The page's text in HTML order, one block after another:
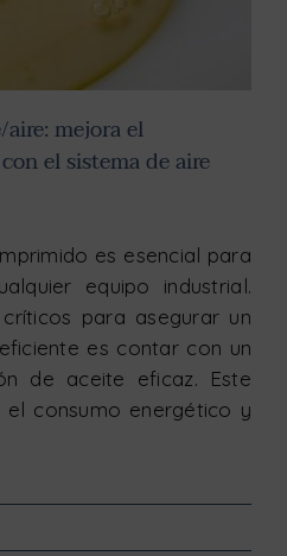
aire: mejora el
el sistema de aire
es esencial para
equipo industrial.
para asegurar un
es contar con un
de aceite eficaz. Este
consumo energético y